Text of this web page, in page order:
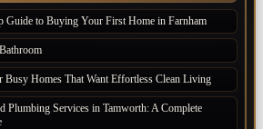
Guide to Buying Your First Home in Farnham
Busy Homes That Want Effortless Clean Living
Plumbing Services in Tamworth: A Complete